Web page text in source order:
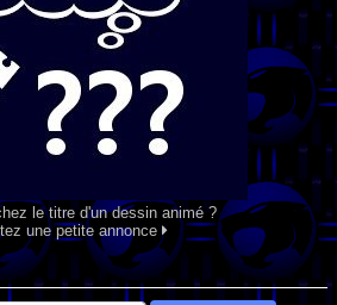
le titre d'un dessin animé ?
une petite annonce